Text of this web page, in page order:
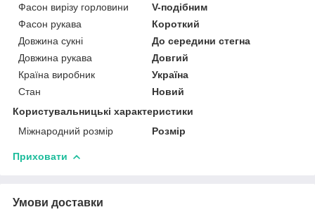
Фасон вирізу горловини
V-подібним
Фасон рукава
Короткий
Довжина сукні
До середини стегна
Довжина рукава
Довгий
Країна виробник
Україна
Стан
Новий
Користувальницькі характеристики
Міжнародний розмір
Розмір
Приховати
Умови доставки